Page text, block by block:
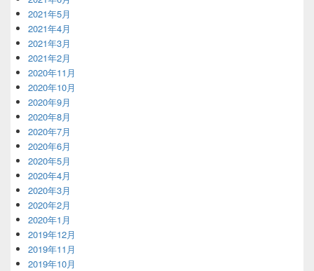
2021年5月
2021年4月
2021年3月
2021年2月
2020年11月
2020年10月
2020年9月
2020年8月
2020年7月
2020年6月
2020年5月
2020年4月
2020年3月
2020年2月
2020年1月
2019年12月
2019年11月
2019年10月